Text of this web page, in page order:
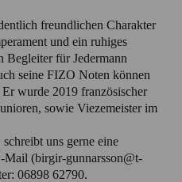
freundlichen Charakter
und ein ruhiges
Begleiter für Jedermann
seine FIZO Noten können
wurde 2019 französischer
sowie Viezemeister im
uns gerne eine
(birgir-gunnarsson@t-
06898 62790.